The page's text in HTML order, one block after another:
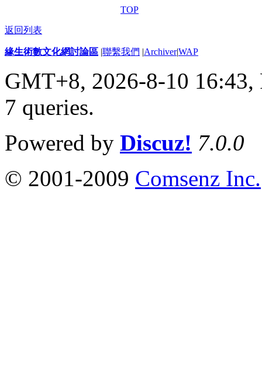
TOP
返回列表
緣生術數文化網討論區 |聯繫我們 |Archiver|WAP
GMT+8, 2026-8-10 16:43,
7 queries.
Powered by Discuz! 7.0.0
© 2001-2009 Comsenz Inc.